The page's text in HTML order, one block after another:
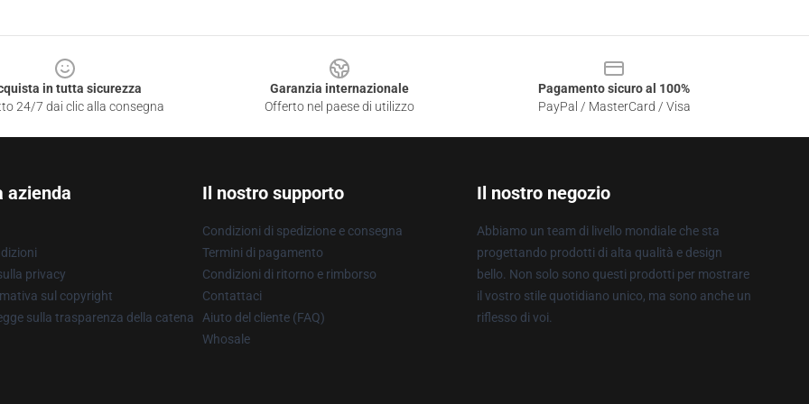
in tutta sicurezza
24/7 dai clic alla consegna
Garanzia internazionale
Offerto nel paese di utilizzo
Pagamento sicuro al 100%
PayPal / MasterCard / Visa
azienda
privacy
sul copyright
sulla trasparenza della catena
Il nostro supporto
Condizioni di spedizione e consegna
Termini di pagamento
Condizioni di ritorno e rimborso
Contattaci
Aiuto del cliente (FAQ)
Whosale
Il nostro negozio
Abbiamo un team di livello mondiale che sta
progettando prodotti di alta qualità e design
bello. Non solo sono questi prodotti per mostrare
il vostro stile quotidiano unico, ma sono anche un
riflesso di voi.